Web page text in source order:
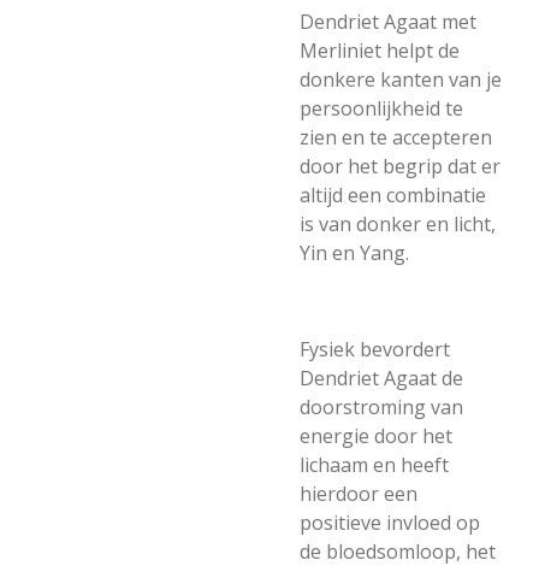
Dendriet Agaat met
Merliniet helpt de
donkere kanten van je
persoonlijkheid te
zien en te accepteren
door het begrip dat er
altijd een combinatie
is van donker en licht,
Yin en Yang.
Fysiek bevordert
Dendriet Agaat de
doorstroming van
energie door het
lichaam en heeft
hierdoor een
positieve invloed op
de bloedsomloop, het